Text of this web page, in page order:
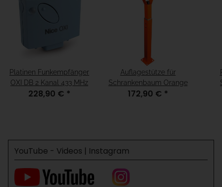
Platinen Funkempfänger
OXI DB 2 Kanal 433 MHz
228,90 € *
Auflagestütze für
Schrankenbaum Orange
172,90 € *
YouTube - Videos | Instagram